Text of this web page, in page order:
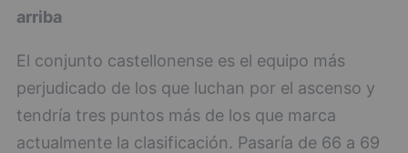
arriba
El conjunto castellonense es el equipo más
perjudicado de los que luchan por el ascenso y
tendría tres puntos más de los que marca
actualmente la clasificación. Pasaría de 66 a 69